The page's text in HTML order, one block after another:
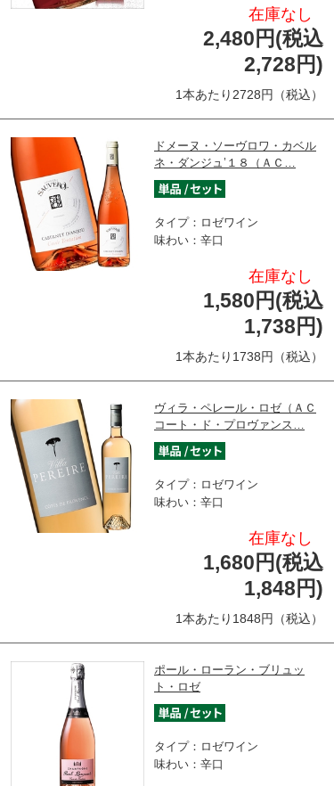
在庫なし
2,480円(税込
2,728円)
1本あたり2728円（税込）
ドメーヌ・ソーヴロワ・カベル
ネ・ダンジュ’１８（ＡＣ…
タイプ：ロゼワイン
味わい：辛口
在庫なし
1,580円(税込
1,738円)
1本あたり1738円（税込）
ヴィラ・ペレール・ロゼ（ＡＣ
コート・ド・プロヴァンス…
タイプ：ロゼワイン
味わい：辛口
在庫なし
1,680円(税込
1,848円)
1本あたり1848円（税込）
ポール・ローラン・ブリュッ
ト・ロゼ
タイプ：ロゼワイン
味わい：辛口